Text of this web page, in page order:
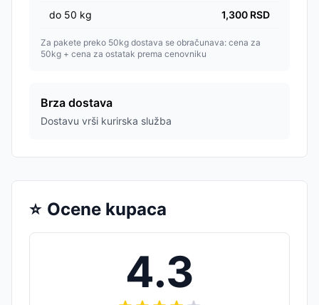
do 50 kg 1,300 RSD
Za pakete preko 50kg dostava se obračunava: cena za
50kg + cena za ostatak prema cenovniku
Brza dostava
Dostavu vrši kurirska služba
⭐ Ocene kupaca
4.3